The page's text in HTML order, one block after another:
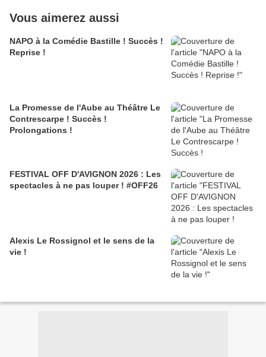
Vous aimerez aussi
NAPO à la Comédie Bastille ! Succès !
Reprise !
La Promesse de l'Aube au Théâtre Le
Contrescarpe ! Succès !
Prolongations !
FESTIVAL OFF D'AVIGNON 2026 : Les
spectacles à ne pas louper ! #OFF26
Alexis Le Rossignol et le sens de la
vie !